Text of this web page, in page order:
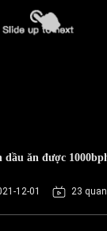
ăn được
12-01 23